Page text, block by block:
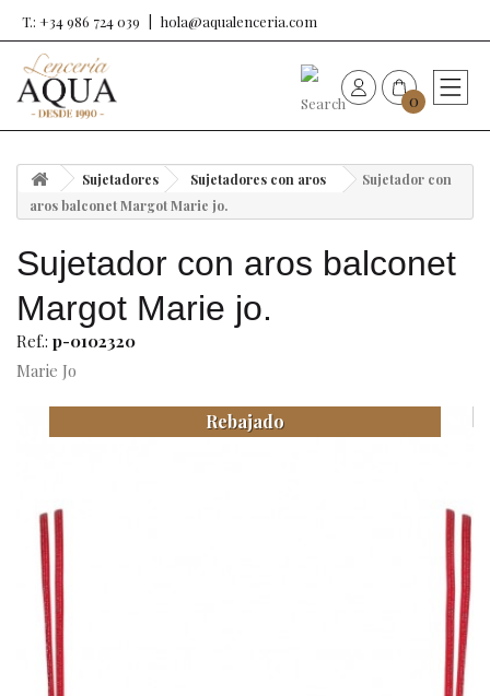
T.: +34 986 724 039 hola@aqualenceria.com
0
Nueva colección
Sujetadores
Bragas
Sujetadores Sujetadores con aros
Sujetador con
aros balconet Margot Marie jo.
Sujetador con aros balconet
Margot Marie jo.
Ref.: p-0102320
Marie Jo
Rebajado